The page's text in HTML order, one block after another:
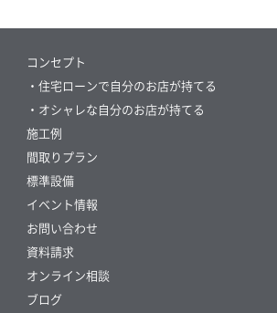
コンセプト
・住宅ローンで自分のお店が持てる
・オシャレな自分のお店が持てる
施工例
間取りプラン
標準設備
イベント情報
お問い合わせ
資料請求
オンライン相談
ブログ